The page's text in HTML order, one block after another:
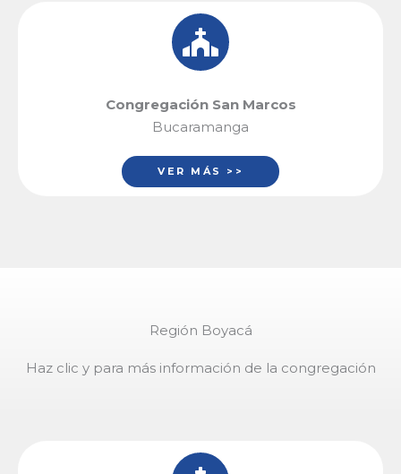
Congregación San Marcos
Bucaramanga
VER MÁS >>
Región Boyacá
Haz clic y para más información de la congregación